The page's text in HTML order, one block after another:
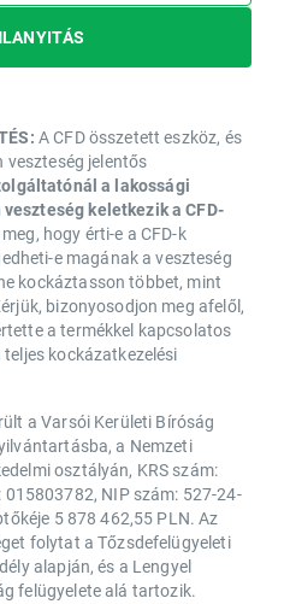
A CFD összetett eszköz, és
jelentős
a lakossági
keletkezik a CFD-
hogy érti-e a CFD-k
e magának a veszteség
kockáztasson többet, mint
bizonyosodjon meg afelől,
a termékkel kapcsolatos
kockázatkezelési
a Varsói Kerületi Bíróság
a Nemzeti
osztályán, KRS szám:
NIP szám: 527-24-
5 878 462,55 PLN. Az
folytat a Tőzsdefelügyeleti
alapján, és a Lengyel
felügyelete alá tartozik.